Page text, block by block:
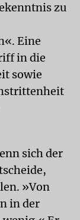
zu
Eine
in die
sowie
sich der
»Von
in der